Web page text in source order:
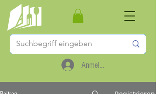
Anmelden